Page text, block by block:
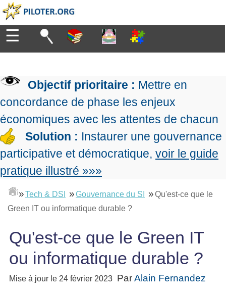
Diriger
de
l'entreprise
Démocratique
Conception
la
stratégie
Principes
de
des
Le
contrôle
Organiser
la
production
L'Excellence
Opérationnelle
Lean
expliqué
La
Six
Sigma
Le
Qualité
Manager
Manager
projets
Les
du
chef
Les
Méthodes
projet
Construire
Progresser
▶
Mesurer
la
performance
Tableau
bord
La
Gimsi
Entreprendre
▶
De
Salarié→Entrepreneur
Méthode
pour
se
lancer
Outils
Se
former
Guide
gratuit
de
Méthode
Tous
les
articles
★
☰
Objectif prioritaire : Mettre en
concordance de phase les enjeux
économiques avec les attentes de chacun
Solution : Instaurer une gouvernance
participative et démocratique, voir le guide
pratique illustré »»»
»Tech & DSI »Gouvernance du SI »Qu'est-ce que le
Green IT ou informatique durable ?
Qu'est-ce que le Green IT
ou informatique durable ?
Mise à jour le 24 février 2023 ParAlain Fernandez